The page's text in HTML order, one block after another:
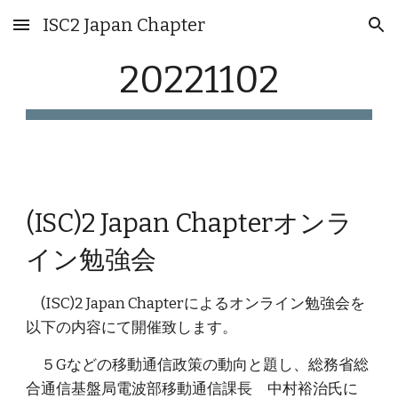
Skip to main content Skip to navigation
ISC2 Japan Chapter
20221102
(ISC)2 Japan Chapterオンラ
イン勉強会
(ISC)2 Japan Chapterによるオンライン勉強会を
以下の内容にて開催致します。
５Gなどの移動通信政策の動向と題し、総務省総
合通信基盤局電波部移動通信課長 中村裕治氏に